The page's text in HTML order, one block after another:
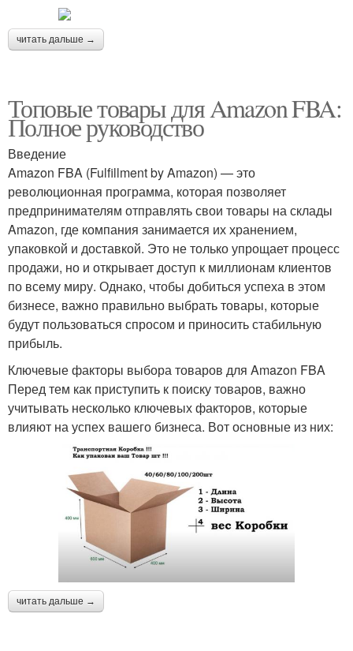
читать дальше →
Топовые товары для Amazon FBA:
Полное руководство
Введение
Amazon FBA (Fulfillment by Amazon) — это
революционная программа, которая позволяет
предпринимателям отправлять свои товары на склады
Amazon, где компания занимается их хранением,
упаковкой и доставкой. Это не только упрощает процесс
продажи, но и открывает доступ к миллионам клиентов
по всему миру. Однако, чтобы добиться успеха в этом
бизнесе, важно правильно выбрать товары, которые
будут пользоваться спросом и приносить стабильную
прибыль.
Ключевые факторы выбора товаров для Amazon FBA
Перед тем как приступить к поиску товаров, важно
учитывать несколько ключевых факторов, которые
влияют на успех вашего бизнеса. Вот основные из них:
читать дальше →